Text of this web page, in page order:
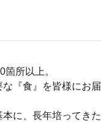
所以上。
『食』を皆様にお届
に、長年培ってきた